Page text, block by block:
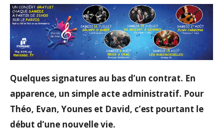
Quelques signatures au bas d’un contrat. En
apparence, un simple acte administratif. Pour
Théo, Evan, Younes et David, c’est pourtant le
début d’une nouvelle vie.